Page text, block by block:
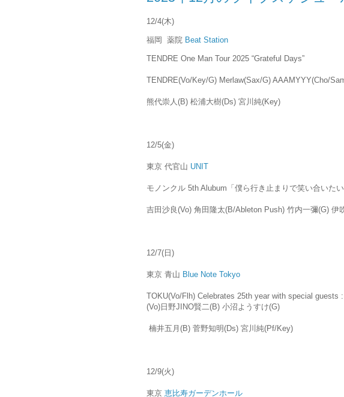
12/4(木)
福岡 薬院 Beat Station
TENDRE One Man Tour 2025 “Grateful Days”
TENDRE(Vo/Key/G) Merlaw(Sax/G) AAAMYYY(Cho/
熊代崇人(B) 松浦大樹(Ds) 宮川純(Key)
12/5(金)
東京 代官山 UNIT
モノンクル 5th Alubum「僕ら行き止まりで笑い合いたい
吉田沙良(Vo) 角田隆太(B/Ableton Push) 竹内一彌(G) 伊
12/7(日)
東京 青山 Blue Note Tokyo
TOKU(Vo/Flh) Celebrates 25th year with special guests
(Vo)日野JINO賢二(B) 小沼ようすけ(G)
楠井五月(B) 菅野知明(Ds) 宮川純(Pf/Key)
12/9(火)
東京 恵比寿ガーデンホール